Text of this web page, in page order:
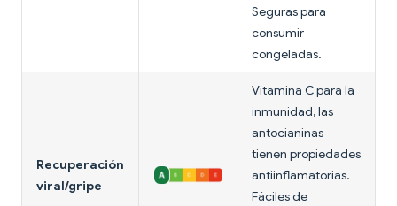
Seguras para
consumir
congeladas.
Recuperación
viral/gripe
Vitamina C para la
inmunidad, las
antocianinas
tienen propiedades
antiinflamatorias.
Fáciles de